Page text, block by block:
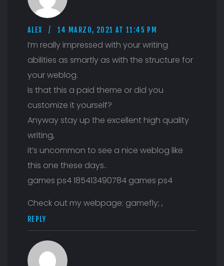
ALEX 14 MARZO, 2021 AT 11:45 PM
I’m really impressed with your writing
abilities as smartly as with the structure for
your weblog.
Is that this a paid theme or did you
customize it yourself?
Anyway stay up the excellent high quality
writing,
it’s uncommon to see a nice weblog like
this one these days..
games ps4 185413490784 games ps4
Check out my webpage: gamefly; ,
REPLY